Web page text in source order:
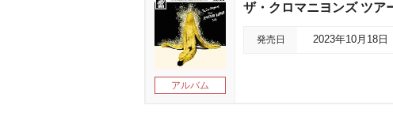
アルバム
ザ・クロマニヨンズ ツ
発売日 2023年10月18日